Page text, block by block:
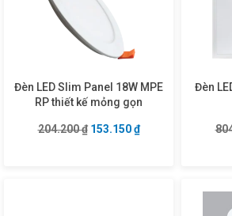
Đèn LED Slim Panel 18W MPE
RP thiết kế mỏng gọn
204.200₫ Giá gốc là: 204.200 ₫.
153.150₫Giá hiện tại là:
Đèn